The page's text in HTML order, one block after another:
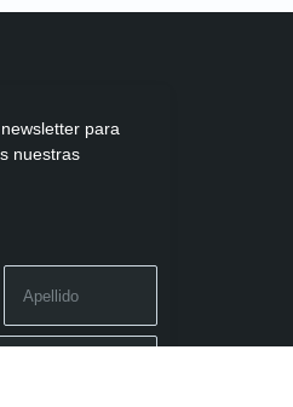
para
nuestras